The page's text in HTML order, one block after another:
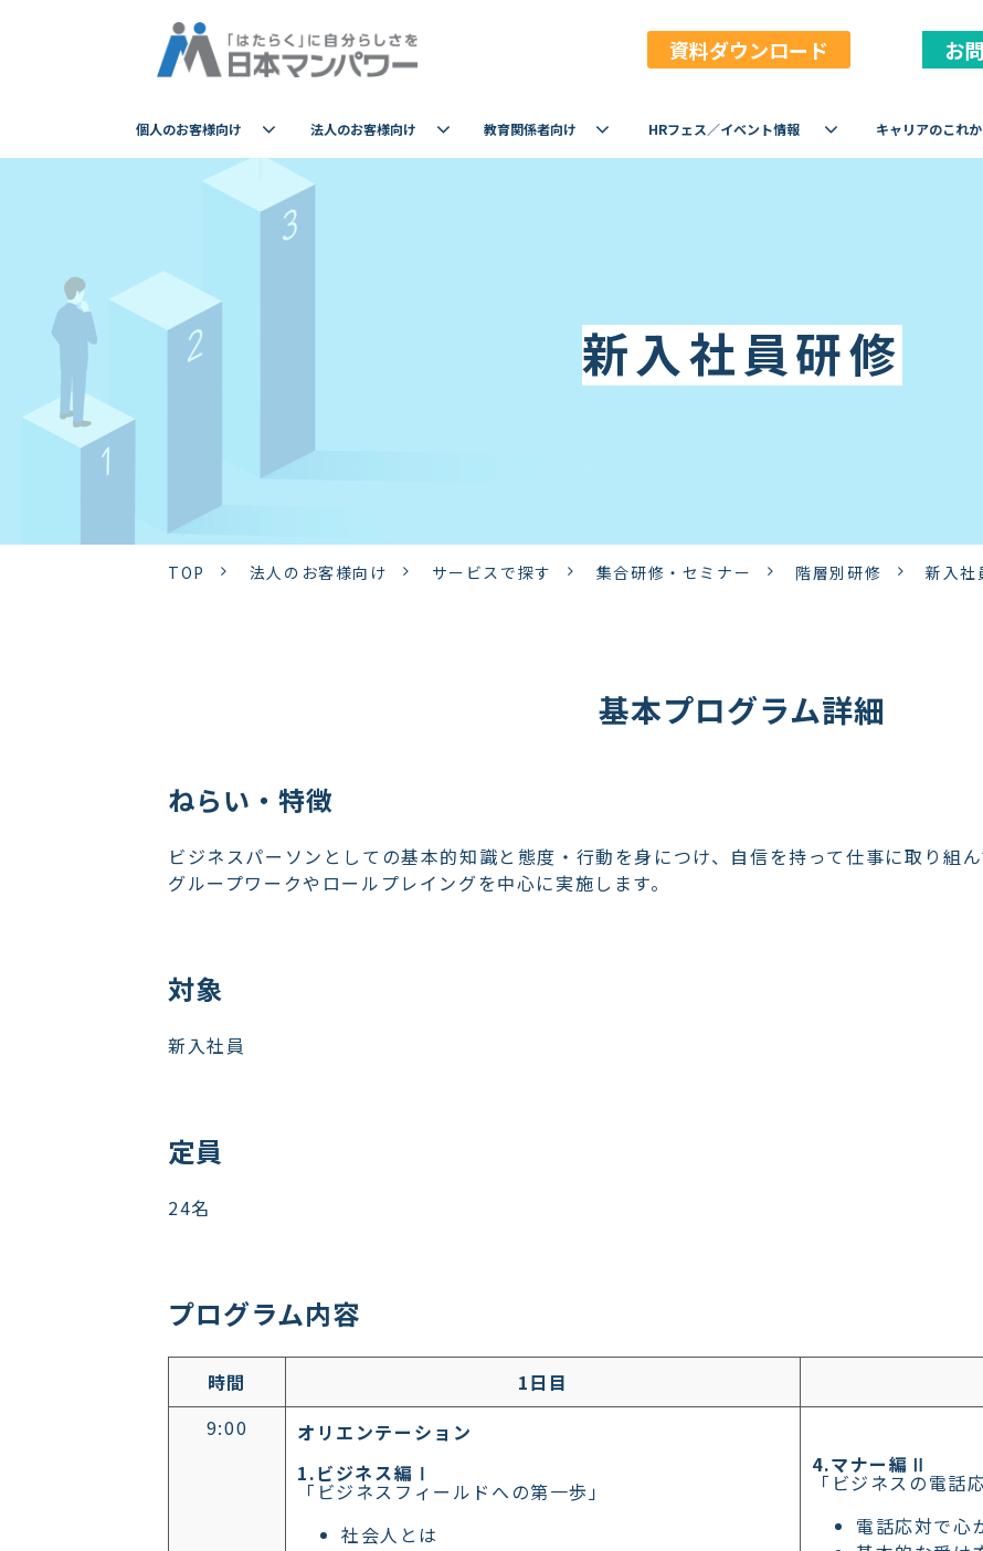
資料ダウンロード お
個人のお客様向け 法人のお客様向け 教育関係者向け HRフェス／イベント情報 キャリアのこれ
新入社員研修
TOP 法人のお客様向け サービスで探す 集合研修・セミナー 階層別研修 新入社
基本プログラム詳細
ねらい・特徴
ビジネスパーソンとしての基本的知識と態度・行動を身につけ、自信を持って仕事に取り組
グループワークやロールプレイングを中心に実施します。
対象
新入社員
定員
24名
プログラム内容
時間 1日目
9:00
オリエンテーション
1.ビジネス編Ⅰ
「ビジネスフィールドへの第一歩」
社会人とは
4.マナー編Ⅱ
「ビジネスの電話
電話応対で心